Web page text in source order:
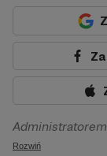
sp. z o.o. z
Rozwiń